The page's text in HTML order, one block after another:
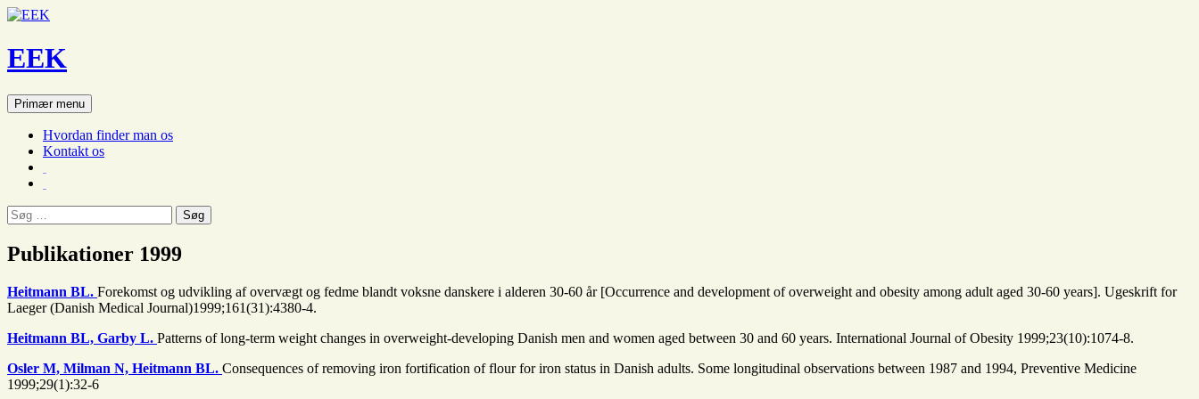
EEK
SøgPrimær menu Hop
til
indhold
Hvordan finder man os
Kontakt os
Søg
efter:
Publikationer 1999
Heitmann BL. Forekomst og udvikling af overvægt og fedme blandt voksne danskere i alderen 30-60 år [Occurrence and development of overweight and obesity among adult aged 30-60 years]. Ugeskrift for
Laeger (Danish Medical Journal)1999;161(31):4380-4.
Heitmann BL, Garby L. Patterns of long-term weight changes in overweight-developing Danish men and women aged between 30 and 60 years. International Journal of Obesity 1999;23(10):1074-8.
Osler M, Milman N, Heitmann BL. Consequences of removing iron fortification of flour for iron status in Danish adults. Some longitudinal observations between 1987 and 1994, Preventive Medicine
1999;29(1):32-6